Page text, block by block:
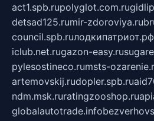
act1.spb.rupolyglot.com.ru
detsad125.rumir-zdoroviya.ru
council.spb.ruлодкипатриот.рф
iclub.net.rugazon-easy.ru
pylesostineco.rumsts-
artemovskij.rudopler.spb.ru
ndm.msk.ruratingzooshop.ru
globalautotrade.info